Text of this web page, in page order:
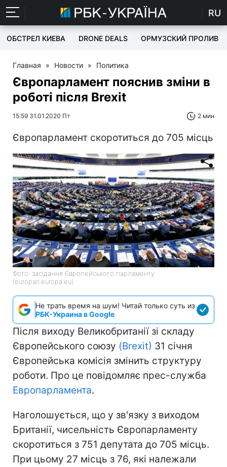
RU
ОБСТРЕЛ КИЕВА DRONE DEALS ОРМУЗСКИЙ ПРОЛИВ
Главная » Новости » Политика
Європарламент пояснив зміни в
роботі після Brexit
15:59 31.01.2020 Пт 2 мин
Європарламент скоротиться до 705 місць
Фото: засідання Європейського парламенту
(europarl.europa.eu)
Не трать время на шум! Читай только суть из
РБК-Украина в Google
Після виходу Великобританії зі складу
Європейського союзу (Brexit) 31 січня
Європейська комісія змінить структуру
роботи. Про це повідомляє прес-служба
Европарламента.
Наголошується, що у зв'язку з виходом
Британії, чисельність Європарламенту
скоротиться з 751 депутата до 705 місць.
При цьому 27 місць з 76, які належали